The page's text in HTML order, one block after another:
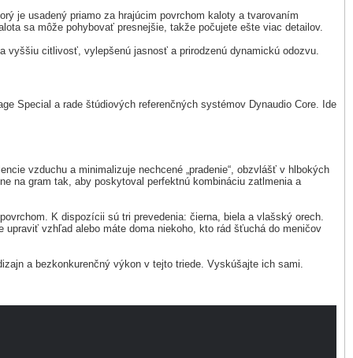
je usadený priamo za hrajúcim povrchom kaloty a tvarovaním
sa môže pohybovať presnejšie, takže počujete ešte viac detailov.
vyššiu citlivosť, vylepšenú jasnosť a prirodzenú dynamickú odozvu.
Special a rade štúdiových referenčných systémov Dynaudio Core. Ide
vzduchu a minimalizuje nechcené „pradenie“, obzvlášť v hlbokých
na gram tak, aby poskytoval perfektnú kombináciu zatlmenia a
K dispozícii sú tri prevedenia: čierna, biela a vlašský orech.
vzhľad alebo máte doma niekoho, kto rád šťuchá do meničov
a bezkonkurenčný výkon v tejto triede. Vyskúšajte ich sami.